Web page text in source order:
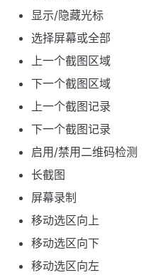
显示/隐藏光标
选择屏幕或全部
上一个截图区域
下一个截图区域
上一个截图记录
下一个截图记录
启用/禁用二维码检测
长截图
屏幕录制
移动选区向上
移动选区向下
移动选区向左